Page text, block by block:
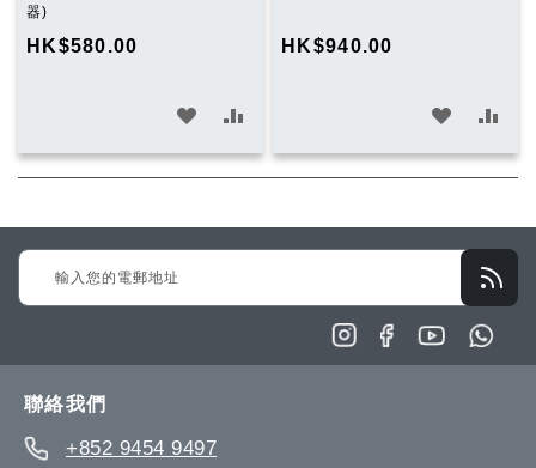
器)
HK$580.00
入 入
HK$940.00
入 入
Sign
Up
聯絡我們
+852 9454 9497